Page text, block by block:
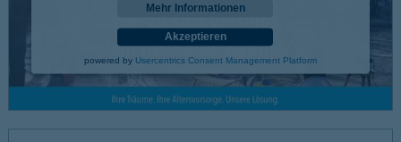
Mehr Informationen
Akzeptieren
powered by Usercentrics Consent Management Platform